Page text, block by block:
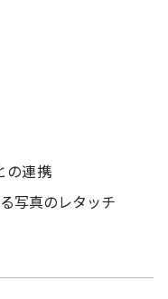
の連携
写真のレタッチ